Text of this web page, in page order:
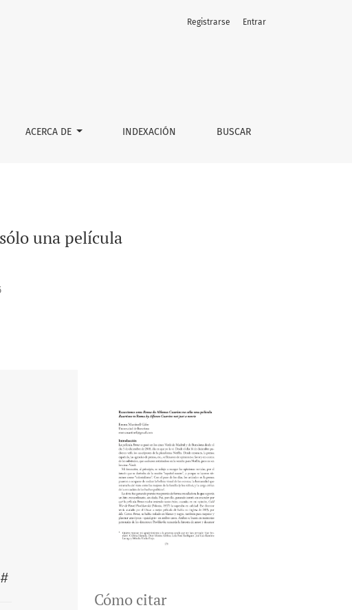
ACERCA DE INDEXACIÓN BUSCAR
Registrarse Entrar
una película
Cómo citar